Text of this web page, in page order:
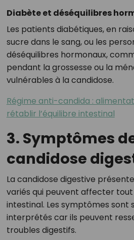
Diabète et déséquilibres
Les patients diabétiques, en
sucre dans le sang, ou les
déséquilibres hormonaux,
pendant la grossesse ou la
vulnérables à la candidose.
Régime anti-candida :
rétablir l’équilibre intestinal
3. Symptômes
candidose
La candidose digestive
variés qui peuvent affecter
intestinal. Les symptômes sont
interprétés car ils peuvent
troubles digestifs.